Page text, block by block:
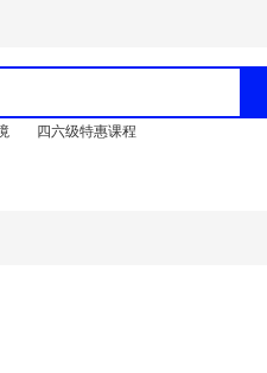
四六级特惠课程